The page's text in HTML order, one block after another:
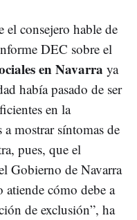
consejero hable de
DEC sobre el
en Navarra ya
había pasado de ser
en la
mostrar síntomas de
pues, que el
Gobierno de Navarra
atiende cómo debe a
de exclusión”, ha